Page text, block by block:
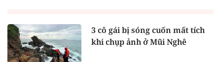
3 cô gái bị sóng cuốn mất tích
khi chụp ảnh ở Mũi Nghê